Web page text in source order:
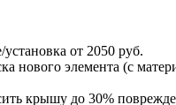
от 2050 руб.
нового элемента (с
крышу до 30%